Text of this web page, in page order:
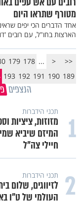
מטורף שתראו היום
אחד הדברים הכי יפים
הארצות בחו"ל, עם רובים
<<
<
...
178
179
189
190
191
192
193
הנצפים
1 תכני הידברות
מזוזות, ציציות
המיזם שיביא
חיילי צה"ל
2 תכני הידברות
לזיווגים, שלום
העולמי של ט"ו